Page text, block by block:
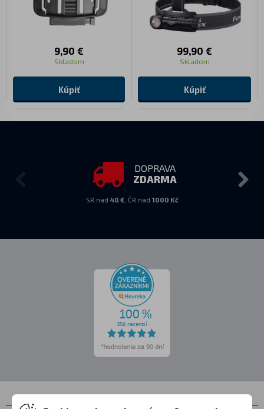
9,90 €
Skladom
Kúpiť
99,90 €
Skladom
Kúpiť
DOPRAVA
ZDARMA
SR nad 40 €, ČR nad 1000 Kč